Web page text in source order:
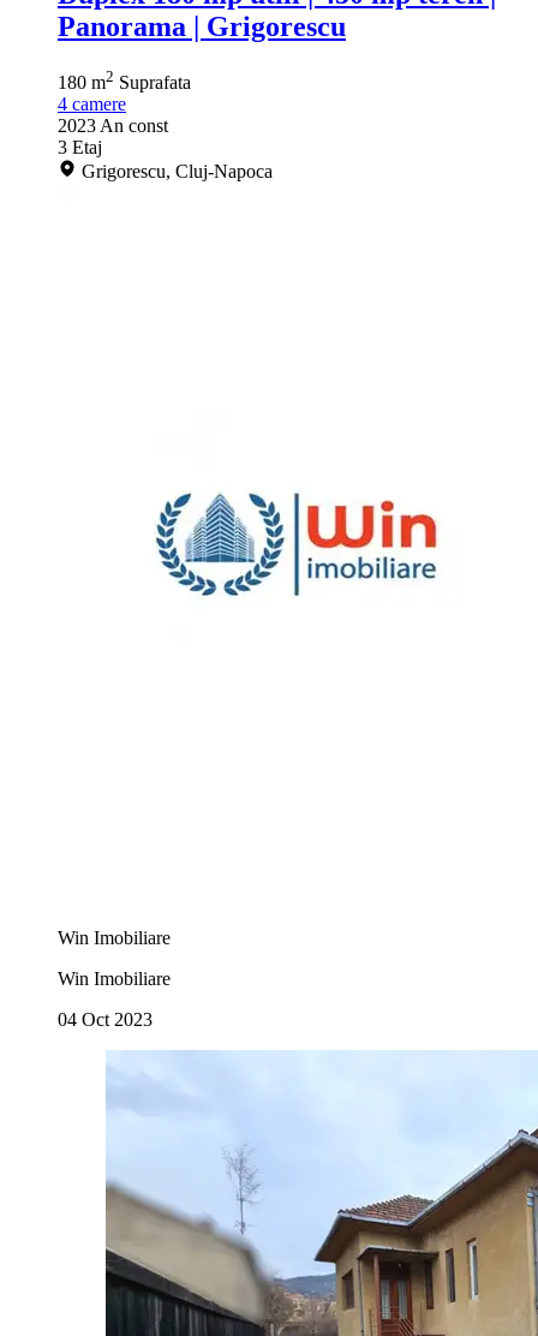
Panorama | Grigorescu
180 m2 Suprafata
4 camere
2023 An const
3 Etaj
Grigorescu, Cluj-Napoca
Win Imobiliare
Win Imobiliare
04 Oct 2023